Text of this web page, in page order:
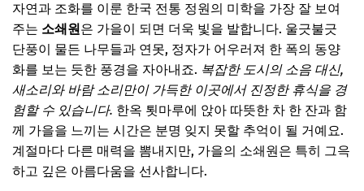
자연과 조화를 이룬 한국 전통 정원의 미학을 가장 잘 보여
주는 소쇄원은 가을이 되면 더욱 빛을 발합니다. 울긋불긋
단풍이 물든 나무들과 연못, 정자가 어우러져 한 폭의 동양
화를 보는 듯한 풍경을 자아내죠. 복잡한 도시의 소음 대신,
새소리와 바람 소리만이 가득한 이곳에서 진정한 휴식을 경
험할 수 있습니다. 한옥 툇마루에 앉아 따뜻한 차 한 잔과 함
께 가을을 느끼는 시간은 분명 잊지 못할 추억이 될 거예요.
계절마다 다른 매력을 뽐내지만, 가을의 소쇄원은 특히 그윽
하고 깊은 아름다움을 선사합니다.